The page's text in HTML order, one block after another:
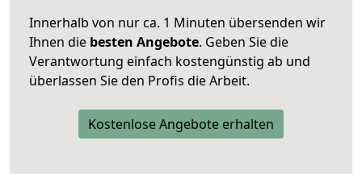
Innerhalb von nur ca. 1 Minuten übersenden wir
Ihnen die besten Angebote. Geben Sie die
Verantwortung einfach kostengünstig ab und
überlassen Sie den Profis die Arbeit.
Kostenlose Angebote erhalten